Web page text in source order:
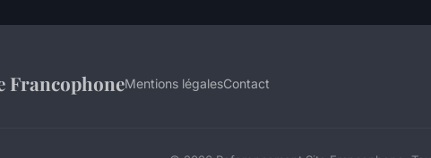
FrancophoneMentions légalesContact